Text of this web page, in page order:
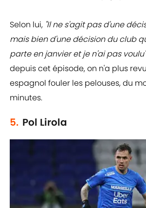
Selon lui, "Il ne s'agit pas d'une
mais bien d'une décision du club
parte en janvier et je n'ai pas
depuis cet épisode, on n'a plus
espagnol fouler les pelouses, du
minutes.
5. Pol Lirola